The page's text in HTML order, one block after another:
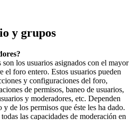
y grupos
los usuarios asignados con el mayor
el foro entero. Estos usuarios pueden
y configuraciones del foro,
de permisos, baneo de usuarios,
y moderadores, etc. Dependen
de los permisos que éste les ha dado.
las capacidades de moderación en